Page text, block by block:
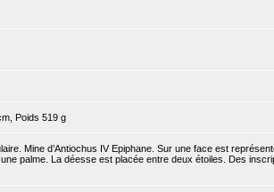
Poids 519 g
Mine d’Antiochus IV Epiphane. Sur une face est
palme. La déesse est placée entre deux étoiles. Des